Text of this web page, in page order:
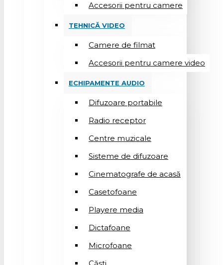
Accesorii pentru camere
TEHNICĂ VIDEO
Camere de filmat
Accesorii pentru camere video
ECHIPAMENTE AUDIO
Difuzoare portabile
Radio receptor
Centre muzicale
Sisteme de difuzoare
Cinematografe de acasă
Casetofoane
Playere media
Dictafoane
Microfoane